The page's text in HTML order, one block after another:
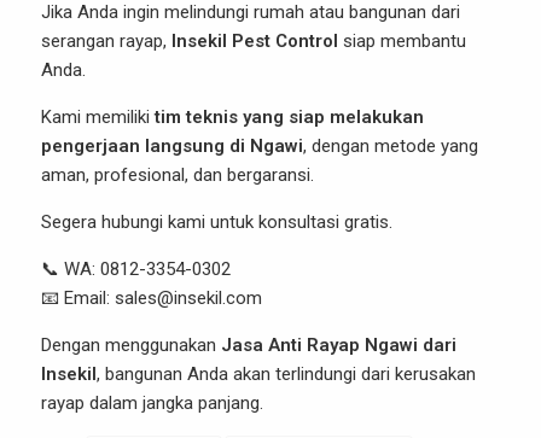
Jika Anda ingin melindungi rumah atau bangunan dari
serangan rayap, Insekil Pest Control siap membantu
Anda.
Kami memilikitim teknis yang siap melakukan
pengerjaan langsung di Ngawi, dengan metode yang
aman, profesional, dan bergaransi.
Segera hubungi kami untuk konsultasi gratis.
📞 WA: 0812-3354-0302
📧 Email: sales@insekil.com
Dengan menggunakan Jasa Anti Rayap Ngawi dari
Insekil , bangunan Anda akan terlindungi dari kerusakan
rayap dalam jangka panjang.